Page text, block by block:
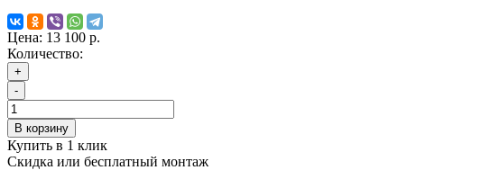
Цена: 13 100 р.
Количество:
+
-
В корзину
Купить в 1 клик
Скидка или бесплатный монтаж